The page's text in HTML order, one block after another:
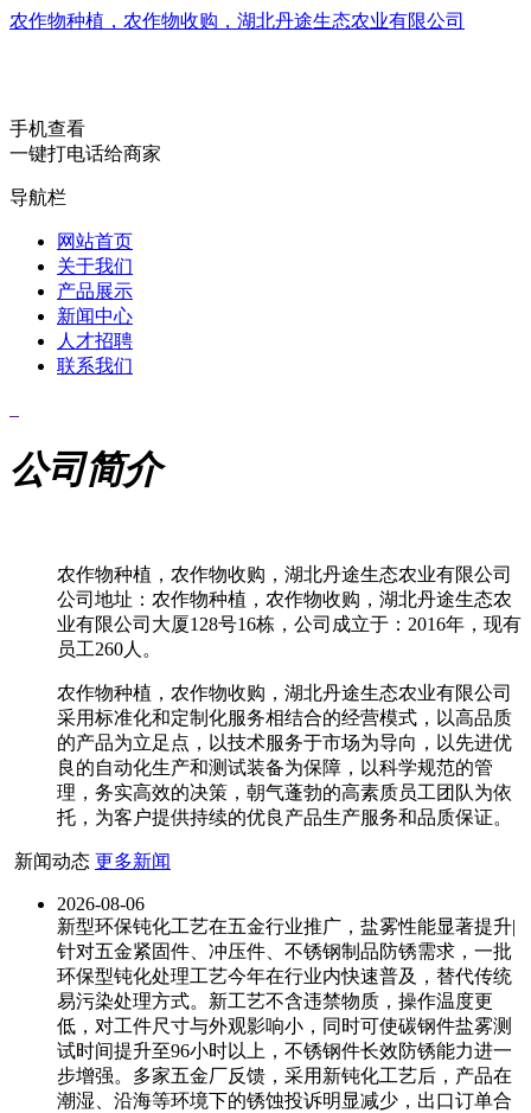
农作物种植，农作物收购，湖北丹途生态农业有限公司
手机查看
一键打电话给商家
导航栏
网站首页
关于我们
产品展示
新闻中心
人才招聘
联系我们
公司简介
农作物种植，农作物收购，湖北丹途生态农业有限公司
公司地址：农作物种植，农作物收购，湖北丹途生态农
业有限公司大厦128号16栋，公司成立于：2016年，现有
员工260人。
农作物种植，农作物收购，湖北丹途生态农业有限公司
采用标准化和定制化服务相结合的经营模式，以高品质
的产品为立足点，以技术服务于市场为导向，以先进优
良的自动化生产和测试装备为保障，以科学规范的管
理，务实高效的决策，朝气蓬勃的高素质员工团队为依
托，为客户提供持续的优良产品生产服务和品质保证。
新闻动态 更多新闻
2026-08-06
新型环保钝化工艺在五金行业推广，盐雾性能显著提升|
针对五金紧固件、冲压件、不锈钢制品防锈需求，一批
环保型钝化处理工艺今年在行业内快速普及，替代传统
易污染处理方式。新工艺不含违禁物质，操作温度更
低，对工件尺寸与外观影响小，同时可使碳钢件盐雾测
试时间提升至96小时以上，不锈钢件长效防锈能力进一
步增强。多家五金厂反馈，采用新钝化工艺后，产品在
潮湿、沿海等环境下的锈蚀投诉明显减少，出口订单合